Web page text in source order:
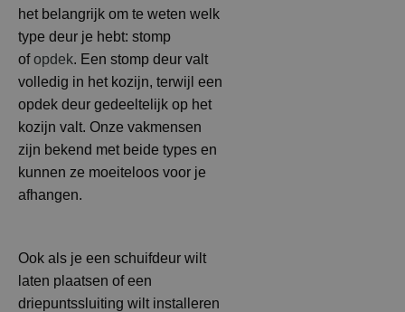
het belangrijk om te weten welk
type deur je hebt: stomp
ofopdek. Een stomp deur valt
volledig in het kozijn, terwijl een
opdek deur gedeeltelijk op het
kozijn valt. Onze vakmensen
zijn bekend met beide types en
kunnen ze moeiteloos voor je
afhangen.
Ook als je een schuifdeur wilt
laten plaatsen of een
driepuntssluiting wilt installeren